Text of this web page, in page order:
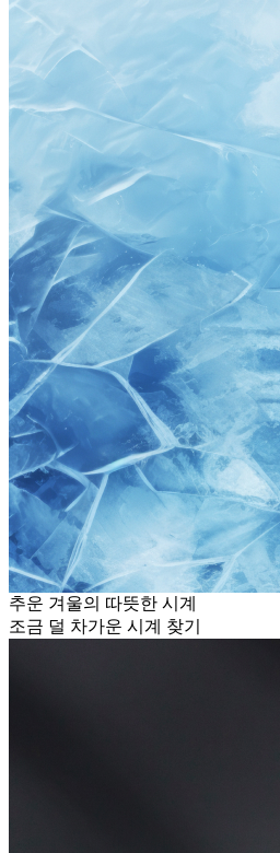
추운 겨울의 따뜻한 시계
조금 덜 차가운 시계 찾기